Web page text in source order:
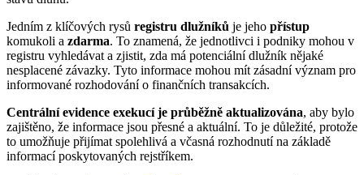
Jedním z klíčových rysů registru dlužníků je jeho přístup
komukoli a zdarma. To znamená, že jednotlivci i podniky mohou v
registru vyhledávat a zjistit, zda má potenciální dlužník nějaké
nesplacené závazky. Tyto informace mohou mít zásadní význam pro
informované rozhodování o finančních transakcích.
Centrální evidence exekucí je průběžně aktualizována, aby bylo
zajištěno, že informace jsou přesné a aktuální. To je důležité, protože
to umožňuje přijímat spolehlivá a včasná rozhodnutí na základě
informací poskytovaných rejstříkem.